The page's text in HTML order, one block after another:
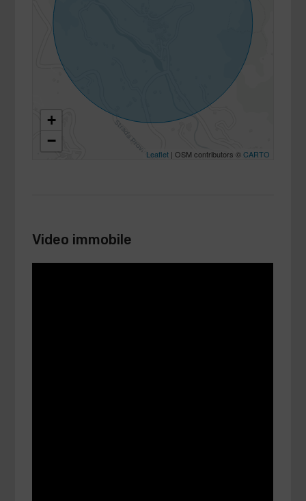
+
−
Leaflet| OSM contributors ©CARTO
Video immobile